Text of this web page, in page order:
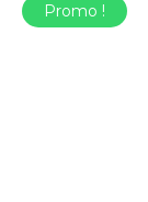
Promo !